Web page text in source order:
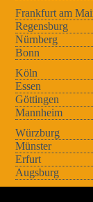
Frankfurt am
Regensburg
Nürnberg
Bonn
Köln
Essen
Göttingen
Mannheim
Würzburg
Münster
Erfurt
Augsburg